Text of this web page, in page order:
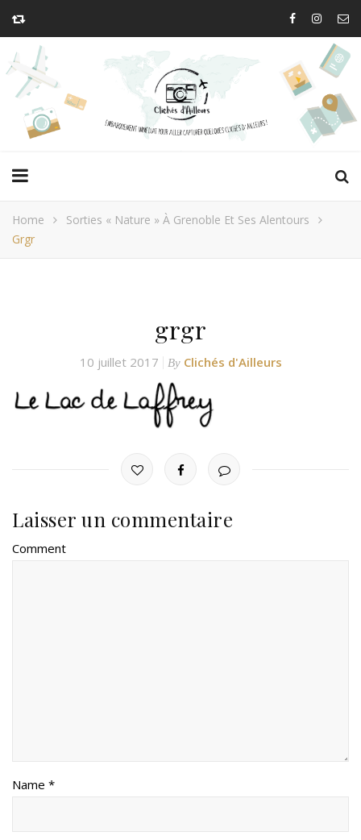
Home
Sorties « Nature » À Grenoble Et Ses Alentours
Grgr
grgr
10 juillet 2017 By Clichés d'Ailleurs
Laisser un commentaire
Comment
Name *